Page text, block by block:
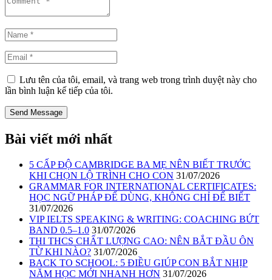
Lưu tên của tôi, email, và trang web trong trình duyệt này cho
lần bình luận kế tiếp của tôi.
Bài viết mới nhất
5 CẤP ĐỘ CAMBRIDGE BA MẸ NÊN BIẾT TRƯỚC
KHI CHỌN LỘ TRÌNH CHO CON 31/07/2026
GRAMMAR FOR INTERNATIONAL CERTIFICATES:
HỌC NGỮ PHÁP ĐỂ DÙNG, KHÔNG CHỈ ĐỂ BIẾT
31/07/2026
VIP IELTS SPEAKING & WRITING: COACHING BỨT
BAND 0.5–1.0 31/07/2026
THI THCS CHẤT LƯỢNG CAO: NÊN BẮT ĐẦU ÔN
TỪ KHI NÀO? 31/07/2026
BACK TO SCHOOL: 5 ĐIỀU GIÚP CON BẮT NHỊP
NĂM HỌC MỚI NHANH HƠN 31/07/2026